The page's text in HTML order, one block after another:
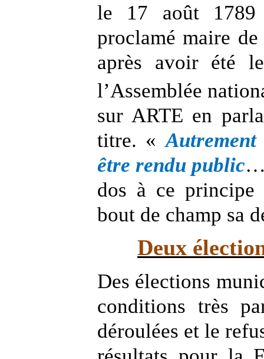
le 17 août 1789
proclamé maire
après avoir été
l’Assemblée
sur ARTE en
titre. «
être rendu public…
dos à ce
bout de champ sa
Deux
Des élections
conditions très
déroulées et le